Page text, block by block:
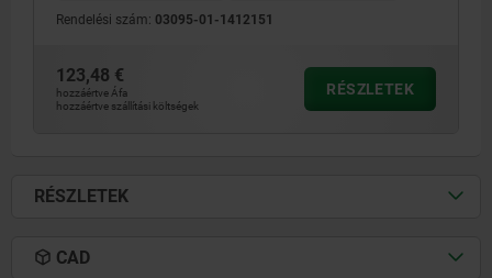
Rendelési szám: 03095-01-1412151
123,48 €
hozzáértve Áfa
hozzáértve szállítási költségek
RÉSZLETEK
RÉSZLETEK
CAD